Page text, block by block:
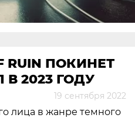
RUIN ПОКИНЕТ
2023 ГОДУ
19 сентября 2022
лица в жанре темного